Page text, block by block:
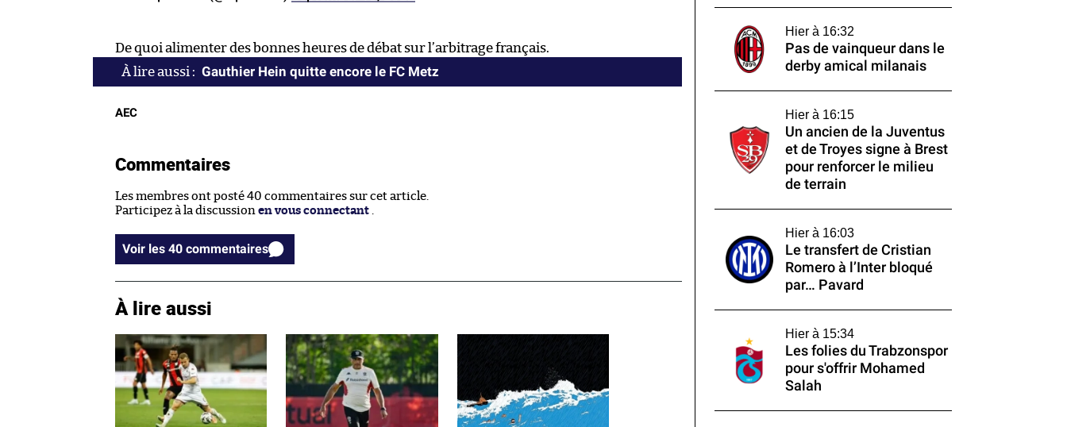
De quoi alimenter des bonnes heures de débat sur l’arbitrage français.
Gauthier Hein quitte encore le FC Metz
AEC
Commentaires
Les membres ont posté 40 commentaires sur cet article.
Participez à la discussion en vous connectant .
Voir les 40 commentaires
À lire aussi
Hier à 16:32
Pas de vainqueur dans le
derby amical milanais
Hier à 16:15
Un ancien de la Juventus
et de Troyes signe à Brest
pour renforcer le milieu
de terrain
Hier à 16:03
Le transfert de Cristian
Romero à l’Inter bloqué
par… Pavard
Hier à 15:34
Les folies du Trabzonspor
pour s'offrir Mohamed
Salah